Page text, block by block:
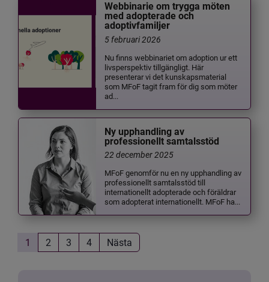
Webbinarie om trygga möten
med adopterade och
adoptivfamiljer
5 februari 2026
Nu finns webbinariet om adoption ur ett
livsperspektiv tillgängligt. Här
presenterar vi det kunskapsmaterial
som MFoF tagit fram för dig som möter
ad...
Ny upphandling av
professionellt samtalsstöd
22 december 2025
MFoF genomför nu en ny upphandling av
professionellt samtalsstöd till
internationellt adopterade och föräldrar
som adopterat internationellt. MFoF ha...
1 2 3 4 Nästa